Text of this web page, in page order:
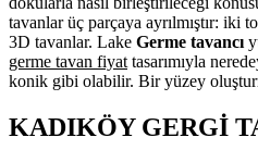
tavanlar üç parçaya ayrılmıştır: iki
3D tavanlar. Lake Germe tavancı
germe tavan fiyat tasarımıyla
konik gibi olabilir. Bir yüzey
KADIKÖY GERGİ